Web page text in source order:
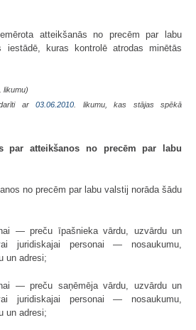
atteikšanās no precēm par labu
kuras kontrolē atrodas minētās
. likumu)
ar03.06.2010 . likumu, kas stājas spēkā
par atteikšanos no precēm par labu
no precēm par labu valstij norāda šādu
— preču īpašnieka vārdu, uzvārdu un
juridiskajai personai — nosaukumu,
un adresi;
— preču saņēmēja vārdu, uzvārdu un
juridiskajai personai — nosaukumu,
un adresi;